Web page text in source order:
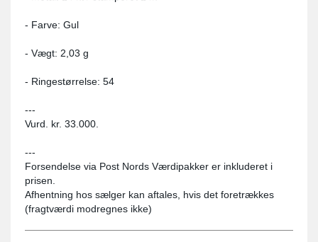
- Farve: Gul
- Vægt: 2,03 g
- Ringestørrelse: 54
---
Vurd. kr. 33.000.
---
Forsendelse via Post Nords Værdipakker er inkluderet i
prisen.
Afhentning hos sælger kan aftales, hvis det foretrækkes
(fragtværdi modregnes ikke)